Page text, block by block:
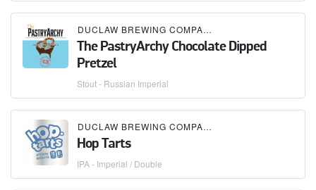
DUCLAW BREWING COMPANY
The PastryArchy Chocolate Dipped
Pretzel
Stout - Russian Imperial
DUCLAW BREWING COMPANY
Hop Tarts
IPA - Imperial / Double